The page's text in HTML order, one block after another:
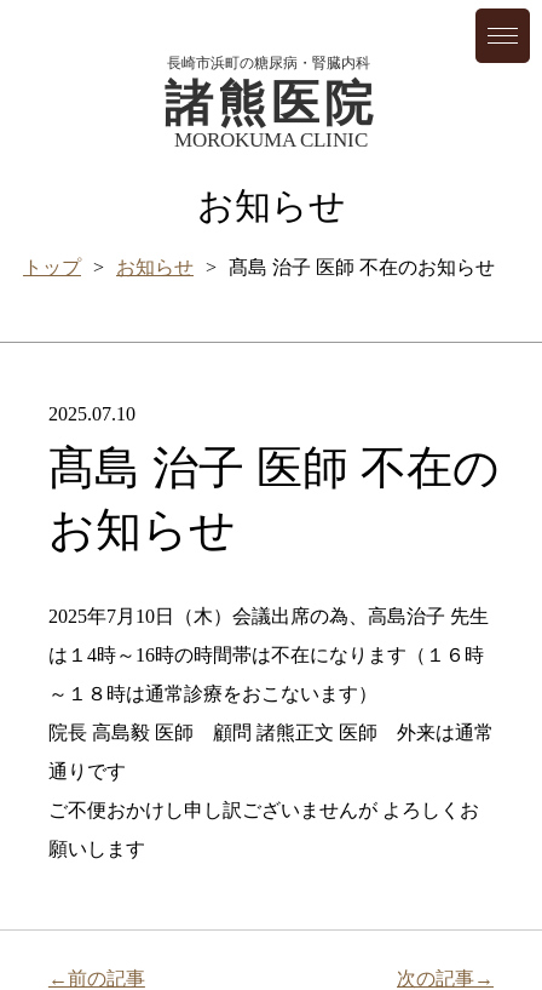
長崎市浜町の糖尿病・腎臓内科
諸熊医院
MOROKUMA CLINIC
お知らせ
トップ お知らせ 髙島 治子 医師 不在のお知らせ
2025.07.10
髙島 治子 医師 不在の
お知らせ
2025年7月10日（木）会議出席の為、高島治子 先生
は１4時～16時の時間帯は不在になります（１６時
～１８時は通常診療をおこないます）
院長 高島毅 医師 顧問 諸熊正文 医師 外来は通常
通りです
ご不便おかけし申し訳ございませんが よろしくお
願いします
←前の記事 次の記事→